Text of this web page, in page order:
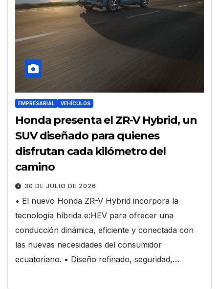
EMPRESARIAL VEHÍCULOS
Honda presenta el ZR-V Hybrid, un
SUV diseñado para quienes
disfrutan cada kilómetro del
camino
30 DE JULIO DE 2026
• El nuevo Honda ZR-V Hybrid incorpora la
tecnología híbrida e:HEV para ofrecer una
conducción dinámica, eficiente y conectada con
las nuevas necesidades del consumidor
ecuatoriano. • Diseño refinado, seguridad,…